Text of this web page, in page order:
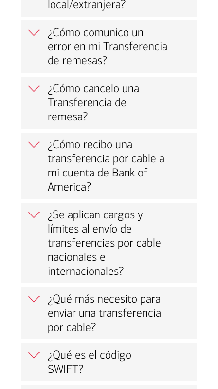
local/extranjera?
¿Cómo comunico un
error en mi Transferencia
de remesas?
¿Cómo cancelo una
Transferencia de
remesa?
¿Cómo recibo una
transferencia por cable a
mi cuenta de Bank of
America?
¿Se aplican cargos y
límites al envío de
transferencias por cable
nacionales e
internacionales?
¿Qué más necesito para
enviar una transferencia
por cable?
¿Qué es el código
SWIFT?